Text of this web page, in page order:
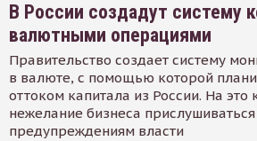
В России создадут систему
валютными операциями
Правительство создает систему
в валюте, с помощью которой
оттоком капитала из России. На это
нежелание бизнеса
предупреждениям власти